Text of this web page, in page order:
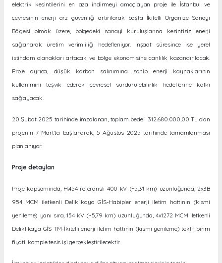
elektrik kesintilerini en aza indirmeyi amaçlayan proje ile İstanbul ve
çevresinin enerji arz güvenliği artırılarak başta İkitelli Organize Sanayi
Bölgesi olmak üzere, bölgedeki sanayi kuruluşlarına kesintisiz enerji
sağlanarak üretim verimliliği hedefleniyor. İnşaat süresince ise yerel
istihdam olanakları artacak ve bölge ekonomisine canlılık kazandırılacak.
Proje ayrıca, düşük karbon salınımına sahip enerji kaynaklarının
kullanımını teşvik ederek çevresel sürdürülebilirlik hedeflerine katkı
sağlayacak.
20 Şubat 2025 tarihinde imzalanan, toplam bedeli 312.680.000,00 TL olan
projenin 7 Mart’ta başlanarak, 5 Ağustos 2025 tarihinde tamamlanması
planlanıyor.
Proje detayları
Proje kapsamında, H.454 referanslı 400 kV (~5,31 km) uzunluğunda, 2x3B
954 MCM iletkenli Deliklikaya GİS-Habipler enerji iletim hattının (kısmi
yenileme) yanı sıra, 154 kV (~5,79 km) uzunluğunda, 4x1272 MCM iletkenli
Deliklikaya GİS TM-İkitelli enerji iletim hattının (kısmi yenileme) teklif birim
fiyatlı komple tesis işi gerçekleştirilecektir.